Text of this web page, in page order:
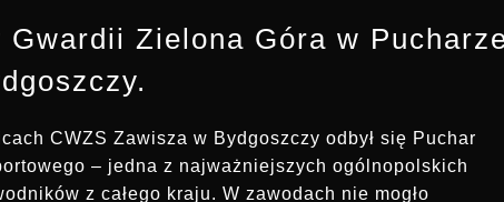
Zielona Góra w
CWZS Zawisza w Bydgoszczy odbył się Puchar
– jedna z najważniejszych ogólnopolskich
z całego kraju. W zawodach nie mogło